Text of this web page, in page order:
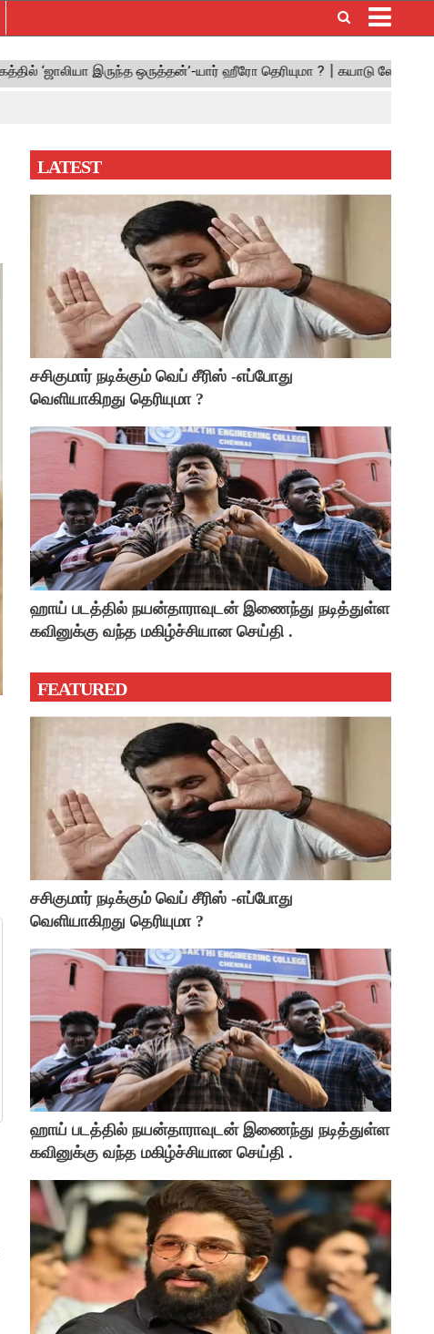
LATEST
சசிகுமார் நடிக்கும் வெப் சீரிஸ் -எப்போது
வெளியாகிறது தெரியுமா ?
ஹாய் படத்தில் நயன்தாராவுடன் இணைந்து நடித்துள்ள
கவினுக்கு வந்த மகிழ்ச்சியான செய்தி .
FEATURED
சசிகுமார் நடிக்கும் வெப் சீரிஸ் -எப்போது
வெளியாகிறது தெரியுமா ?
ஹாய் படத்தில் நயன்தாராவுடன் இணைந்து நடித்துள்ள
கவினுக்கு வந்த மகிழ்ச்சியான செய்தி .